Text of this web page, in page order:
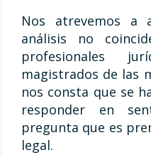
Nos atrevemos a
análisis no
profesionales
magistrados de las
nos consta que se
responder en
pregunta que es
legal.